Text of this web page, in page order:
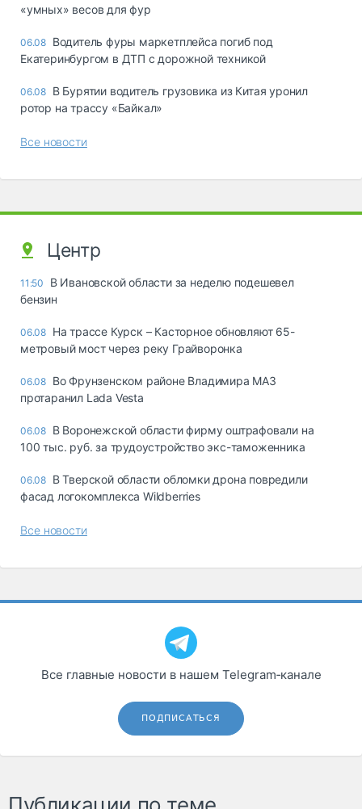
«yмныx» вecoв для фyp
06.08 Водитель фуры маркетплейса погиб под
Екатеринбургом в ДТП с дорожной техникой
06.08 В Бурятии водитель грузовика из Китая уронил
ротор на трассу «Байкал»
Все новости
Центр
11:50
В Ивановской области за неделю подешевел
бензин
06.08 На трассе Курск – Касторное обновляют 65-
метровый мост через реку Грайворонка
06.08 Во Фрунзенском районе Владимира МАЗ
протаранил Lada Vesta
06.08 В Воронежской области фирму оштрафовали на
100 тыс. руб. за трудоустройство экс-таможенника
06.08 В Тверской области обломки дрона повредили
фасад логокомплекса Wildberries
Все новости
Все главные новости в нашем Telegram‑канале
ПОДПИСАТЬСЯ